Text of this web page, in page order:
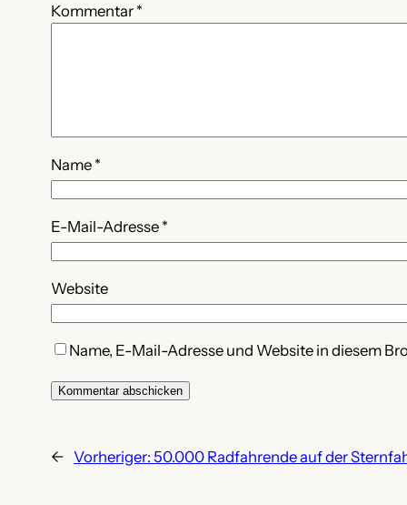
Kommentar *
Name *
E-Mail-Adresse *
Website
Name, E-Mail-Adresse und Website in diesem
← Vorheriger: 50.000 Radfahrende auf der